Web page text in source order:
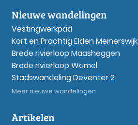
Nieuwe wandelingen
Vestingwerkpad
Kort en Prachtig Elden Meinerswijk
Brede rivierloop Maasheggen
Brede rivierloop Wamel
Stadswandeling Deventer 2
Meer nieuwe wandelingen
Artikelen